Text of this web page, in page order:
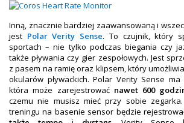
Inną, znacznie bardziej zaawansowaną i
jest Polar Verity Sense. To czujnik, który
sportach – nie tylko podczas biegania czy
także pływania czy gier zespołowych. Jest
z pasem na ramię oraz klipsem, który
okularów pływackich. Polar Verity Sense
która może zarejestrować nawet 600
czemu nie musisz mieć przy sobie
treningu na basenie sensor będzie